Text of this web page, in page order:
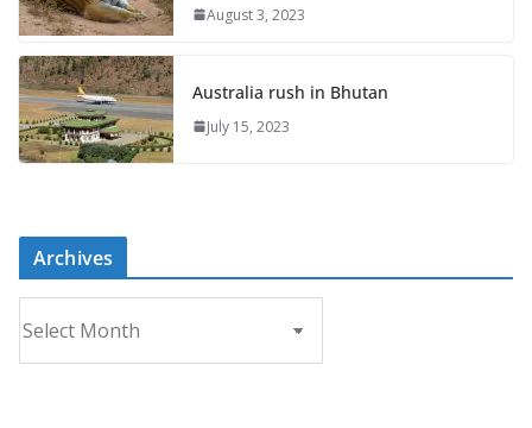
August 3, 2023
Australia rush in Bhutan
July 15, 2023
Archives
r
c